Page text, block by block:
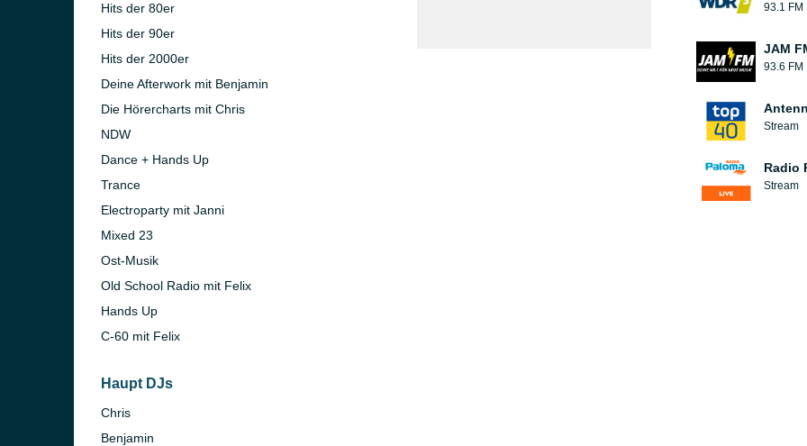
Hits der 80er
Hits der 90er
Hits der 2000er
Deine Afterwork mit Benjamin
Die Hörercharts mit Chris
NDW
Dance + Hands Up
Trance
Electroparty mit Janni
Mixed 23
Ost-Musik
Old School Radio mit Felix
Hands Up
C-60 mit Felix
Haupt DJs
Chris
Benjamin
93.1 FM
JAM
93.6 FM
Stream
Radio
Stream